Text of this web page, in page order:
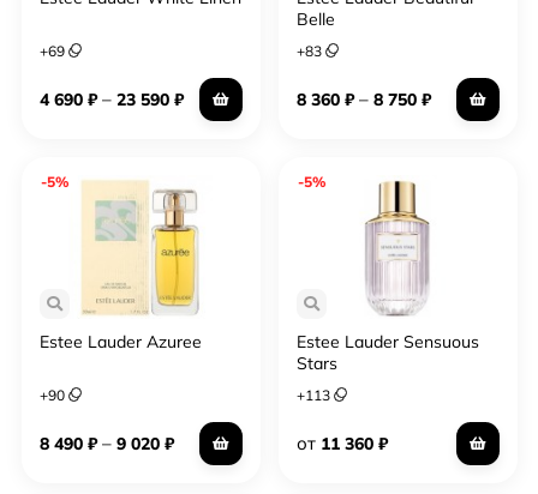
+69
4 690 ₽– 23 590 ₽
Belle
+83
8 360 ₽– 8 750 ₽
-5%
Estee Lauder Azuree
+90
8 490 ₽– 9 020 ₽
-5%
Estee Lauder Sensuous
Stars
+113
от 11 360 ₽